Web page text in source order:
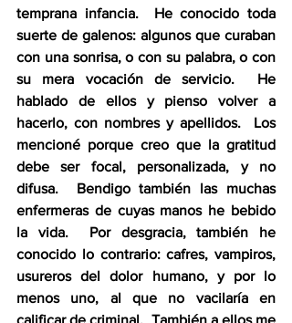
temprana infancia.  He conocido toda
suerte de galenos: algunos que curaban
con una sonrisa, o con su palabra, o con
su mera vocación de servicio.  He
hablado de ellos y pienso volver a
hacerlo, con nombres y apellidos.  Los
mencioné porque creo que la gratitud
debe ser focal, personalizada, y no
difusa.  Bendigo también las muchas
enfermeras de cuyas manos he bebido
la vida.  Por desgracia, también he
conocido lo contrario: cafres, vampiros,
usureros del dolor humano, y por lo
menos uno, al que no vacilaría en
calificar de criminal.  También a ellos me